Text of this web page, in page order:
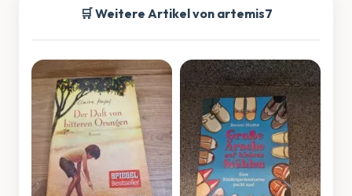
🛒 Weitere Artikel von artemis7